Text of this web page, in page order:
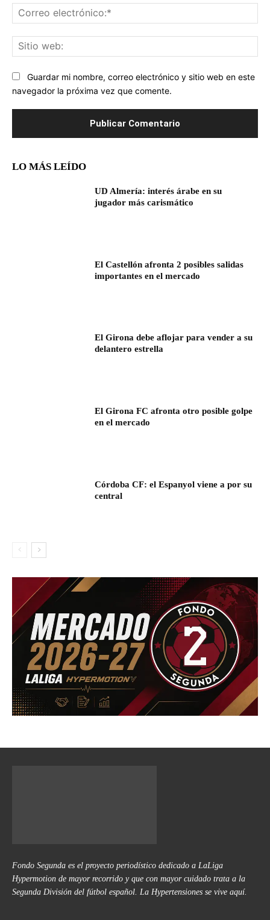
Guardar mi nombre, correo electrónico y sitio web en este
navegador la próxima vez que comente.
LO MÁS LEÍDO
UD Almería: interés árabe en su
jugador más carismático
El Castellón afronta 2 posibles salidas
importantes en el mercado
El Girona debe aflojar para vender a su
delantero estrella
El Girona FC afronta otro posible golpe
en el mercado
Córdoba CF: el Espanyol viene a por su
central
Fondo Segunda es el proyecto periodístico dedicado a LaLiga
Hypermotion de mayor recorrido y que con mayor cuidado trata a la
Segunda División del fútbol español. La Hypertensiones se vive aquí.